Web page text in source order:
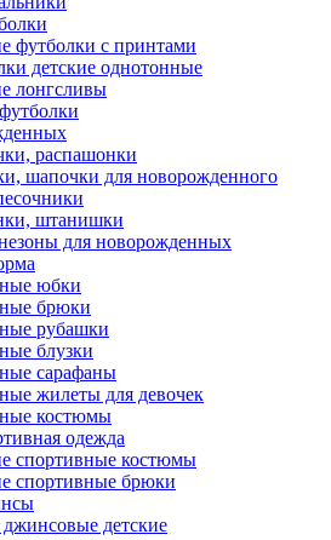
футболки с принтами
детские однотонные
лонгсливы
распашонки
шапочки для новорожденного
штанишки
для новорожденных
юбки
брюки
рубашки
блузки
сарафаны
жилеты для девочек
костюмы
одежда
спортивные костюмы
спортивные брюки
детские